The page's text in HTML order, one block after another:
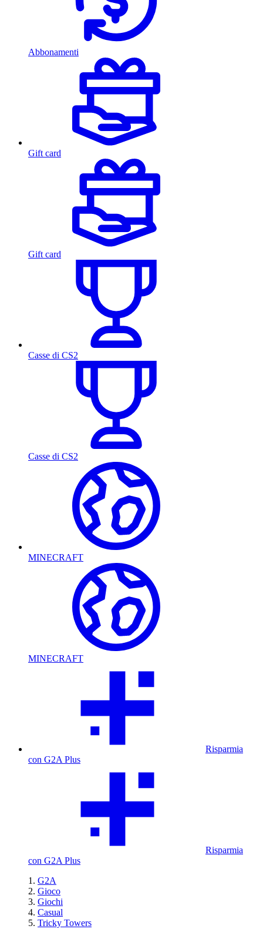
Abbonamenti
Gift card
Gift card
Casse di CS2
Casse di CS2
MINECRAFT
MINECRAFT
Risparmia
con G2A Plus
Risparmia
con G2A Plus
G2A
Gioco
Giochi
Casual
Tricky Towers